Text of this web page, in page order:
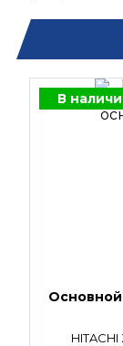
В
Основной
HITACHI